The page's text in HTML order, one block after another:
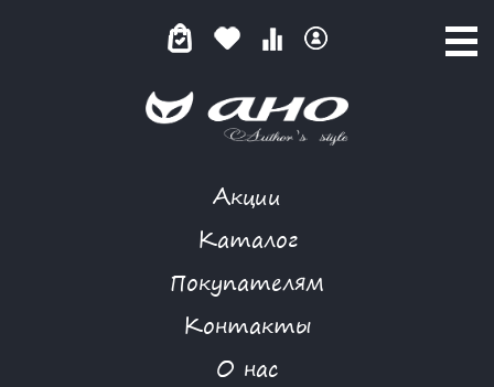
Акции
Каталог
Покупателям
Контакты
О нас
СОЛН.ГЕОРГИНЫ